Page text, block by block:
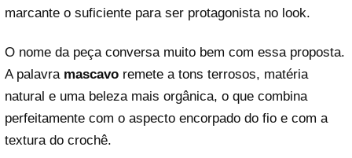
marcante o suficiente para ser protagonista no look.
O nome da peça conversa muito bem com essa proposta.
A palavra mascavo remete a tons terrosos, matéria
natural e uma beleza mais orgânica, o que combina
perfeitamente com o aspecto encorpado do fio e com a
textura do crochê.